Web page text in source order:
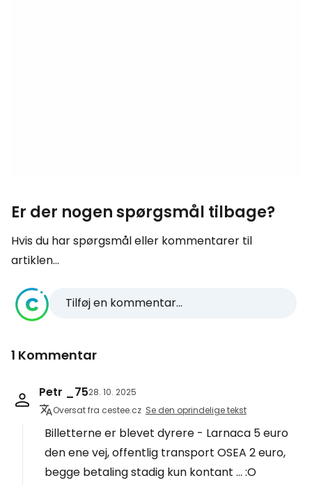
Er der nogen spørgsmål tilbage?
Hvis du har spørgsmål eller kommentarer til
artiklen...
Tilføj en kommentar...
1 Kommentar
Petr _7528. 10. 2025
Oversat fra cestee.cz Se den oprindelige tekst
Billetterne er blevet dyrere - Larnaca 5 euro
den ene vej, offentlig transport OSEA 2 euro,
begge betaling stadig kun kontant ... :O